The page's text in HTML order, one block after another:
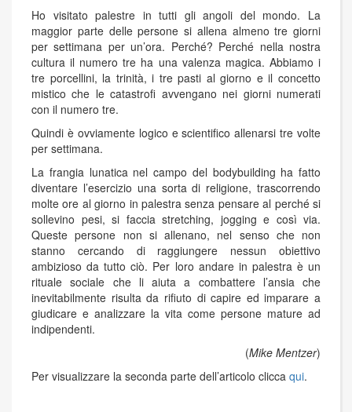
Ho visitato palestre in tutti gli angoli del mondo. La
maggior parte delle persone si allena almeno tre giorni
per settimana per un’ora. Perché? Perché nella nostra
cultura il numero tre ha una valenza magica. Abbiamo i
tre porcellini, la trinità, i tre pasti al giorno e il concetto
mistico che le catastrofi avvengano nei giorni numerati
con il numero tre.
Quindi è ovviamente logico e scientifico allenarsi tre volte
per settimana.
La frangia lunatica nel campo del bodybuilding ha fatto
diventare l’esercizio una sorta di religione, trascorrendo
molte ore al giorno in palestra senza pensare al perché si
sollevino pesi, si faccia stretching, jogging e così via.
Queste persone non si allenano, nel senso che non
stanno cercando di raggiungere nessun obiettivo
ambizioso da tutto ciò. Per loro andare in palestra è un
rituale sociale che li aiuta a combattere l’ansia che
inevitabilmente risulta da rifiuto di capire ed imparare a
giudicare e analizzare la vita come persone mature ad
indipendenti.
(Mike Mentzer)
Per visualizzare la seconda parte dell’articolo clicca qui.